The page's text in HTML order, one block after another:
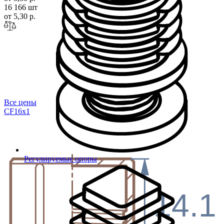
Регулируемые опоры
16 166 шт
от 5,30 р.
Все цены
CF16x1
14.1